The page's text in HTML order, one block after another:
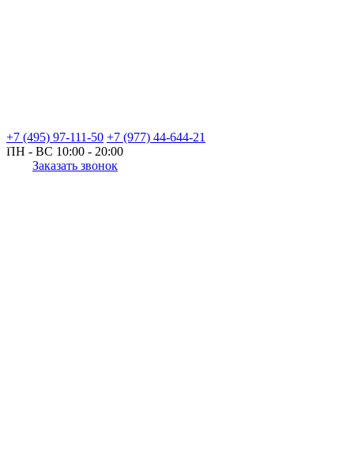
+7 (495) 97-111-50 +7 (977) 44-644-21
ПН - ВС 10:00 - 20:00
Заказать звонок